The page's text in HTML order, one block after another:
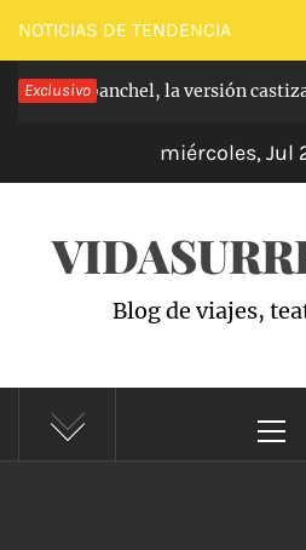
Saltar
al
contenido
NOTICIAS DE TENDENCIA
Exclusivo
de Carabanchel, la versión
miércoles, Jul
Blog de viajes,